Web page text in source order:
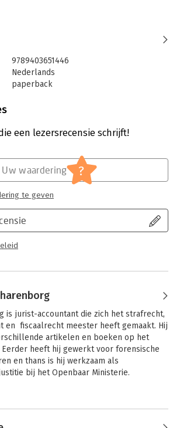
9789403651446
Nederlands
paperback
12-4-2022
Strafrecht algemeen
een lezersrecensie schrijft!
Uw waardering ?
te geven
is jurist-accountant die zich het strafrecht,
en  fiscaalrecht meester heeft gemaakt. Hij
artikelen en boeken op het
heeft hij gewerkt voor forensische
en thans is hij werkzaam als
bij het Openbaar Ministerie.
door Martin